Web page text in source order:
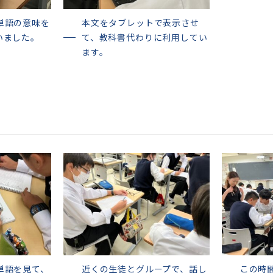
語の意味を
した。
本文をタブレットで表示させ
て、教科書代わりに利用してい
ます。
を見て、 近くの生徒とグループで、話し この時